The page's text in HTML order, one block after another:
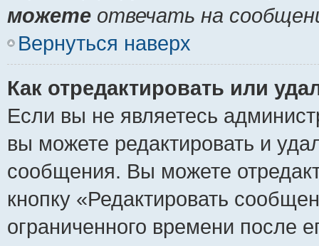
можете отвечать на
Вернуться наверх
Как отредактировать или
Если вы не являетесь
вы можете редактировать и
сообщения. Вы можете
кнопку «Редактировать
ограниченного времени после